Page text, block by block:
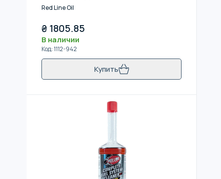
Red Line Oil
₴ 1805.85
В наличии
Код:1112-942
Купить